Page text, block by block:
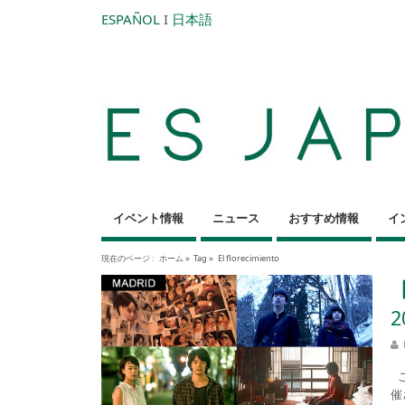
ESPAÑOL I 日本語
イベント情報 ニュース おすすめ情報 イ
現在のページ : ホーム » Tag » El florecimiento